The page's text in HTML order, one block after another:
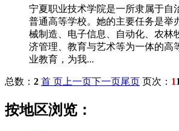
宁夏职业技术学院是一所隶属于自
普通高等学校。她的主要任务是举
械制造、电子信息、自动化、农林
济管理、教育与艺术等为一体的高
业教育，为我...
总数： 2 首 页 上一页下一页尾页 页次： 11
按地区浏览：